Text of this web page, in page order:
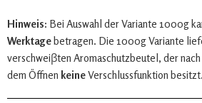
Hinweis: Bei Auswahl der Variante 1000g
Werktagebetragen. Die 1000g Variante
verschweiβten Aromaschutzbeutel, der nach
dem Öffnen keineVerschlussfunktion besitzt.